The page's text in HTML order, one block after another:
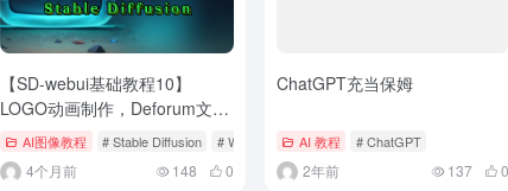
【SD-webui基础教程10】
LOGO动画制作，Deforum文字
生成视频教程
AI图像教程 # Stable Diffusion # WebUI教程
4个月前 148 0
ChatGPT充当保姆
AI 教程 # ChatGPT
2年前 137 0